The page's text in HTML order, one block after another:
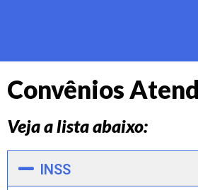
Convênios
Veja a lista abaixo:
INSS